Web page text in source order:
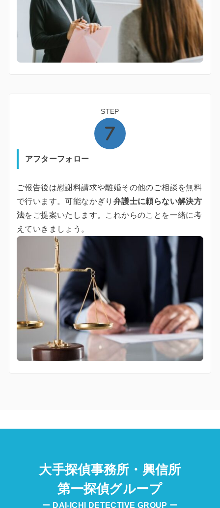
STEP
アフターフォロー
ご報告後は慰謝料請求や離婚その他のご相談を無料
で行います。可能なかぎり 弁護士に頼らない解決方
法をご提案いたします。これからのことを一緒に考
えていきましょう。
大手探偵事務所・興信所
第一探偵グループ
ー DAI-ICHI DETECTIVE GROUP ー